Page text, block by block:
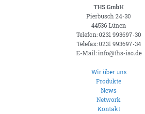
THS GmbH
Pierbusch 24-30
44536 Lünen
Telefon: 0231 993697-30
Telefax: 0231 993697-34
E-Mail: info@ths-iso.de
Wir über uns
Produkte
News
Network
Kontakt